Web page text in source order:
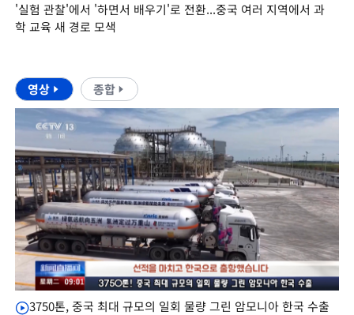
'실험 관찰'에서 '하면서 배우기'로 전환...중국 여러 지역에서 과
학 교육 새 경로 모색
영상 종합
3750톤, 중국 최대 규모의 일회 물량 그린 암모니아 한국 수출